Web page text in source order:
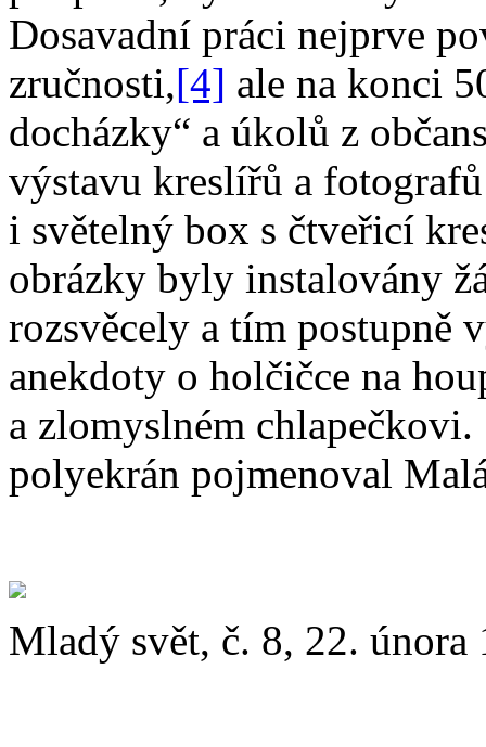
Dosavadní práci nejprve
zručnosti,[4] ale na konci
docházky“ a úkolů z
výstavu kreslířů a
i světelný box s čtveřicí
obrázky byly instalovány
rozsvěcely a tím postupně
anekdoty o holčičce na
a zlomyslném
polyekrán pojmenoval
Mladý svět, č. 8, 22. února